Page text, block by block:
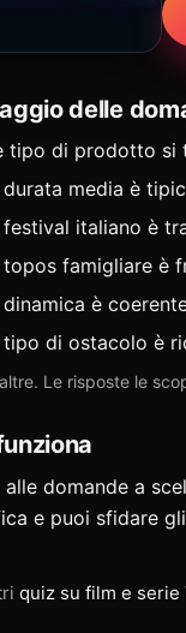
delle
tipo di prodotto si
durata media è
festival italiano è
topos famigliare è
dinamica è
tipo di ostacolo è
Le risposte le
alle domande a
e puoi sfidare
quiz su film e serie